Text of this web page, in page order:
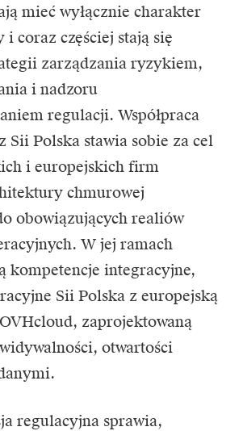
mieć wyłącznie charakter
coraz częściej stają się
zarządzania ryzykiem,
i nadzoru
regulacji. Współpraca
Sii Polska stawia sobie za cel
i europejskich firm
chmurowej
obowiązujących realiów
W jej ramach
kompetencje integracyjne,
Sii Polska z europejską
zaprojektowaną
otwartości
regulacyjna sprawia,